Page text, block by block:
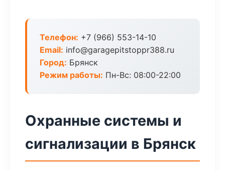
Телефон: +7 (966) 553-14-10
Email: info@garagepitstoppr388.ru
Город: Брянск
Режим работы: Пн-Вс: 08:00-22:00
Охранные системы и
сигнализации в Брянск